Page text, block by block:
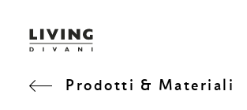
Prodotti & Materiali